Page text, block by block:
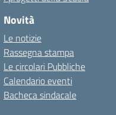
Novità
Le notizie
Rassegna stampa
Le circolari Pubbliche
Calendario eventi
Bacheca sindacale